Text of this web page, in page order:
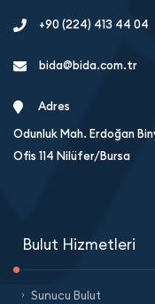
+90 (224) 413 44 04
bida@bida.com.tr
Adres
Odunluk Mah. Erdoğan
Ofis 114 Nilüfer/Bursa
Bulut Hizmetleri
Sunucu Bulut